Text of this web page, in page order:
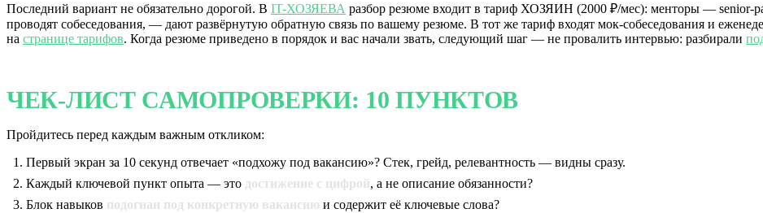
Последний вариант не обязательно дорогой. В IT-ХОЗЯЕВА разбор резюме входит в тариф ХОЗЯИН (2000 ₽/мес): менторы — senior-
проводят собеседования, — дают развёрнутую обратную связь по вашему резюме. В тот же тариф входят мок-собеседования и
на странице тарифов. Когда резюме приведено в порядок и вас начали звать, следующий шаг — не провалить интервью: разбирали
ЧЕК-ЛИСТ САМОПРОВЕРКИ: 10 ПУНКТОВ
Пройдитесь перед каждым важным откликом:
Первый экран за 10 секунд отвечает «подхожу под вакансию»? Стек, грейд, релевантность — видны сразу.
Каждый ключевой пункт опыта — это достижение с цифрой, а не описание обязанности?
Блок навыков подогнан под конкретную вакансию и содержит её ключевые слова?